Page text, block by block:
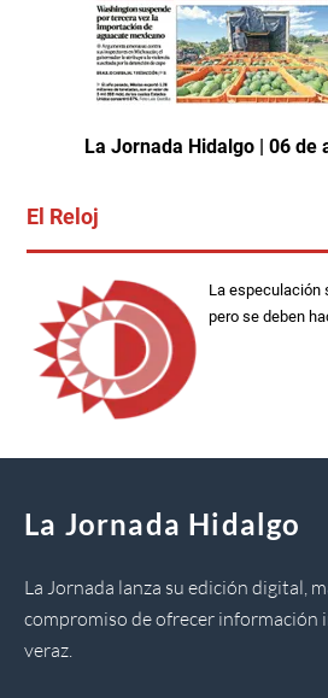
La Jornada Hidalgo | 06 de
El Reloj
La especulación
pero se deben
La Jornada Hidalgo
La Jornada lanza su edición digital,
compromiso de ofrecer información
veraz.